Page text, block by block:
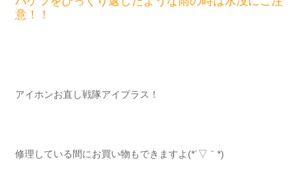
意！！
アイホンお直し戦隊アイプラス！
修理している間にお買い物もできますよ(*´▽｀*)